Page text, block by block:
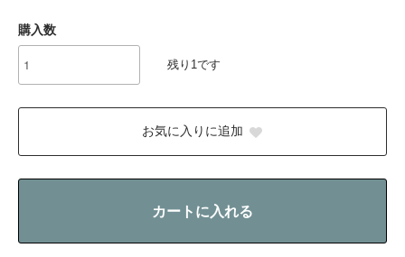
購入数
残り1です
お気に入りに追加
カートに入れる